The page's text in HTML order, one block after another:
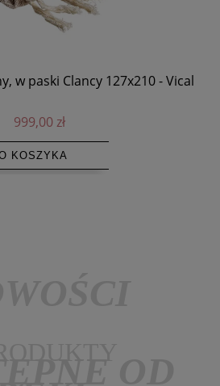
w paski Clancy 127x210 - Vical
999,00 zł
KOSZYKA